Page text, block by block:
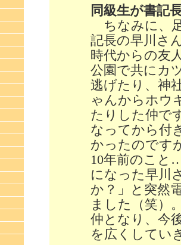
同級生が書記
ちなみに、
記長の早川さ
時代からの友
公園で共にカ
逃げたり、神
ゃんからホウ
たりした仲で
なってから付
かったのです
10年前のこと
になった早川
か？」と突然
ました（笑）
仲となり、今
を広くしてい